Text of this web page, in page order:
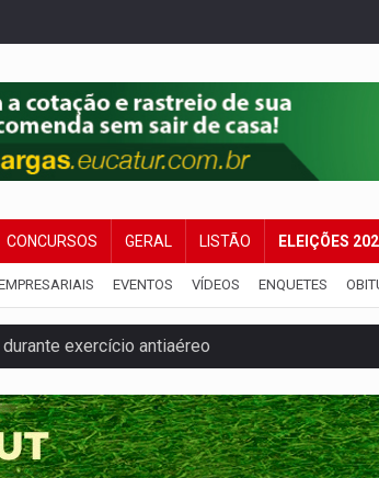
CONCURSOS GERAL LISTÃO ELEIÇÕES
EVENTOS VÍDEOS ENQUETES
exercício antiaéreo
leva cinema amazônico a estudantes
intenso e tempo firme